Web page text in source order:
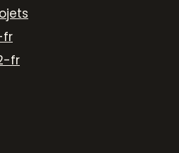
fr
fr